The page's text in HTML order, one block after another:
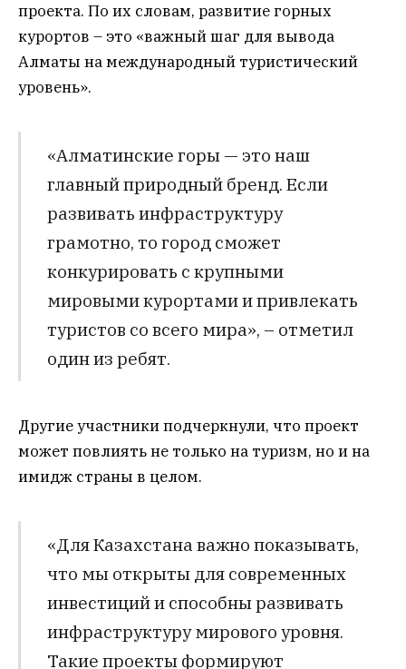
проекта. По их словам, развитие горных
курортов – это «важный шаг для вывода
Алматы на международный туристический
уровень».
«Алматинские горы — это наш
главный природный бренд. Если
развивать инфраструктуру
грамотно, то город сможет
конкурировать с крупными
мировыми курортами и привлекать
туристов со всего мира», – отметил
один из ребят.
Другие участники подчеркнули, что проект
может повлиять не только на туризм, но и на
имидж страны в целом.
«Для Казахстана важно показывать,
что мы открыты для современных
инвестиций и способны развивать
инфраструктуру мирового уровня.
Такие проекты формируют